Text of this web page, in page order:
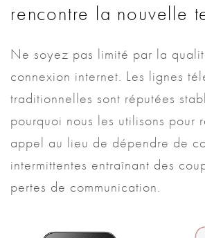
rencontre la nouvelle
Ne soyez pas limité par la
connexion internet. Les lignes
traditionnelles sont réputées
pourquoi nous les utilisons pour
appel au lieu de dépendre de
intermittentes entraînant des
pertes de communication.